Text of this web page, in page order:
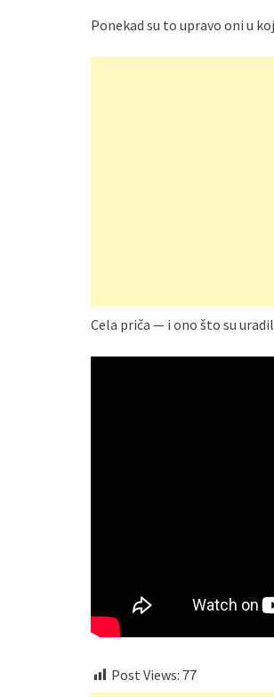
Ponekad su to upravo oni u
Cela priča — i ono što su
Post Views: 77